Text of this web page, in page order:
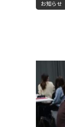
お知らせ